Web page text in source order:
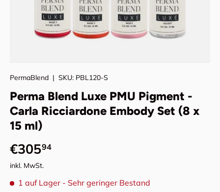
PermaBlend | SKU: PBL120-S
Perma Blend Luxe PMU Pigment -
Carla Ricciardone Embody Set (8 x
15 ml)
Normaler Preis
€30594
inkl. MwSt.
1 auf Lager - Sehr geringer Bestand